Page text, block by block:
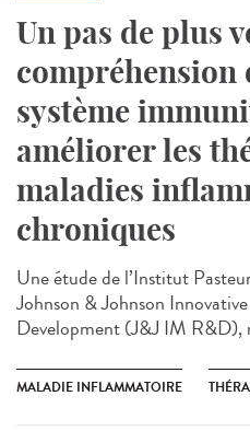
Un pas de plus
compréhension
système
améliorer les
maladies
chroniques
Une étude de l’Institut
Johnson & Johnson
Development (J&J IM R&D),
MALADIE INFLAMMATOIRE